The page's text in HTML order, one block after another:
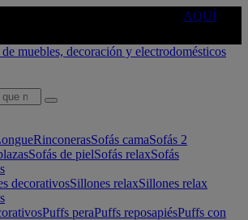
AQUÍ
RinconerasSofás camaSofás 2
Sofás de pielSofás relaxSofás
decorativosSillones relaxSillones relax
Puffs peraPuffs reposapiésPuffs con